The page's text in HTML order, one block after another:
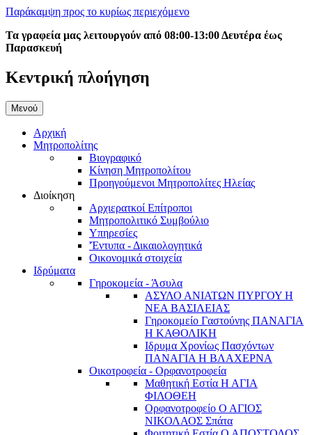
Παράκαμψη προς το κυρίως περιεχόμενο
Τα γραφεία μας λειτουργούν από 08:00-13:00 Δευτέρα έως
Παρασκευή
Κεντρική πλοήγηση
Μενού
Αρχική
Μητροπολίτης
Βιογραφικό
Κίνηση Μητροπολίτου
Προηγούμενοι Μητροπολίτες Ηλείας
Διοίκηση
Αρχιερατκοί Επίτροποι
Μητροπολιτικό Συμβούλιο
Υπηρεσίες
'Έντυπα - Δικαιολογητικά
Οικονομικά στοιχεία
Ιδρύματα
Γηροκομεία - Άσυλα
ΑΣΥΛΟ ΑΝΙΑΤΩΝ ΠΥΡΓΟΥ Η
ΝΕΑ ΒΑΣΙΛΕΙΑΣ
Γηροκομείο Γαστούνης ΠΑΝΑΓΙΑ
Η ΚΑΘΟΛΙΚΗ
Ιδρυμα Χρονίως Πασχόντων
ΠΑΝΑΓΙΑ Η ΒΛΑΧΕΡΝΑ
Οικοτροφεία - Ορφανοτροφεία
Μαθητική Εστία Η ΑΓΙΑ
ΦΙΛΟΘΕΗ
Ορφανοτροφείο Ο ΑΓΙΟΣ
ΝΙΚΟΛΑΟΣ Σπάτα